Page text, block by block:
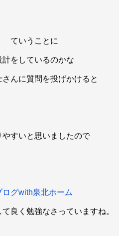
ていうことに
をしているのかな
んに質問を投げかけると
やすいと思いましたので
グwith泉北ホーム
良く勉強なさっていますね。